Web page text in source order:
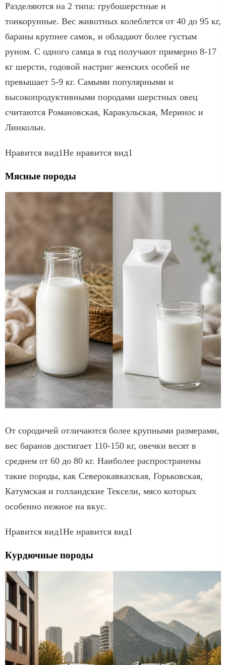
Разделяются на 2 типа: грубошерстные и
тонкорунные. Вес животных колеблется от 40 до 95 кг,
бараны крупнее самок, и обладают более густым
руном. С одного самца в год получают примерно 8-17
кг шерсти, годовой настриг женских особей не
превышает 5-9 кг. Самыми популярными и
высокопродуктивными породами шерстных овец
считаются Романовская, Каракульская, Меринос и
Линкольн.
Нравится вид1Не нравится вид1
Мясные породы
От сородичей отличаются более крупными размерами,
вес баранов достигает 110-150 кг, овечки весят в
среднем от 60 до 80 кг. Наиболее распространены
такие породы, как Северокавказская, Горьковская,
Катумская и голландские Тексели, мясо которых
особенно нежное на вкус.
Нравится вид1Не нравится вид1
Курдючные породы